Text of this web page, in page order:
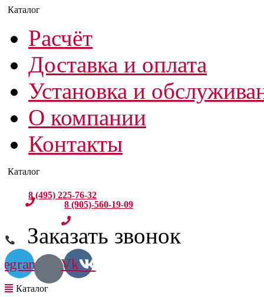
Расчёт
Доставка и оплата
Установка и
О компании
Контакты
8 (495) 225-76-32
8 (905)-560-19-09
Заказать звонок
Vk